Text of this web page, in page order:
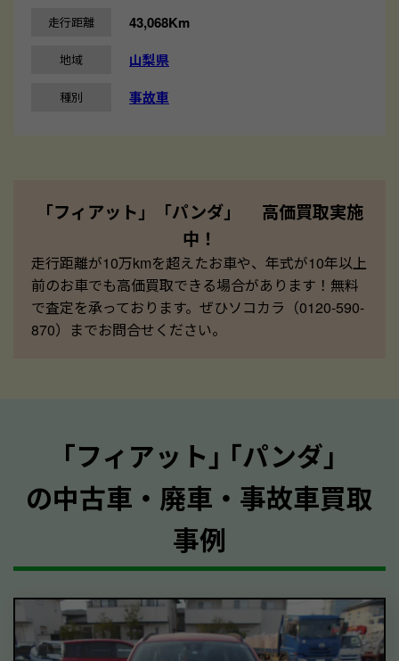
走行距離 43,068Km
地域 山梨県
種別 事故車
「フィアット」「パンダ」 高価買取実施
中！
走行距離が10万kmを超えたお車や、年式が10年以上
前のお車でも高価買取できる場合があります！無料
で査定を承っております。ぜひソコカラ（0120-590-
870）までお問合せください。
｢フィアット｣ ｢パンダ｣
の中古車・廃車・事故車買取
事例